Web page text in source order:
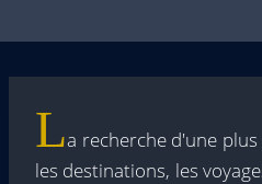
La recherche d'une
les destinations, les